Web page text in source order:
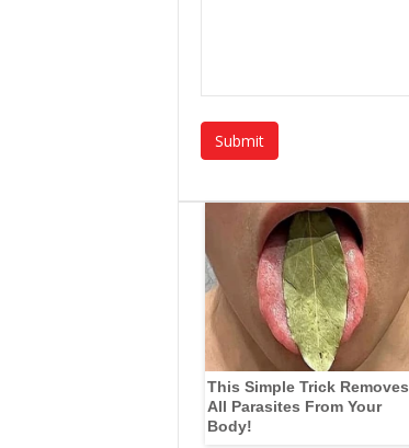
This Simple Trick Removes
All Parasites From Your
Body!